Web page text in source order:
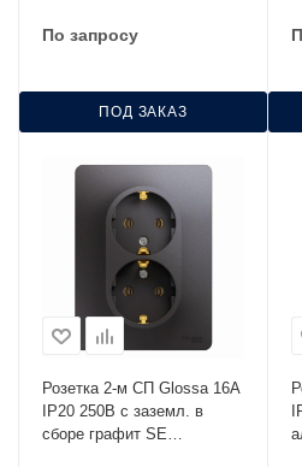
По запросу
ПОД ЗАКАЗ
Розетка 2-м СП Glossa 16А
IP20 250В с заземл. в
сборе графит SE